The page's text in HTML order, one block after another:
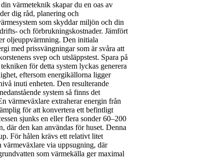
värmeteknik skapar du en oas av
dig råd, planering och
som skyddar miljön och din
och förbrukningskostnader. Jämfört
oljeuppvärmning. Den initiala
med prissvängningar som är svåra att
svep och utsläppstest. Spara på
för detta system lyckas generera
eftersom energikällorna ligger
inuti enheten. Den resulterande
system så finns det
värmeväxlare extraherar energin från
för att konvertera ett befintligt
sjunks en eller flera sonder 60–200
där den kan användas för huset. Denna
För hålen krävs ett relativt litet
via uppsugning, där
som värmekälla ger maximal